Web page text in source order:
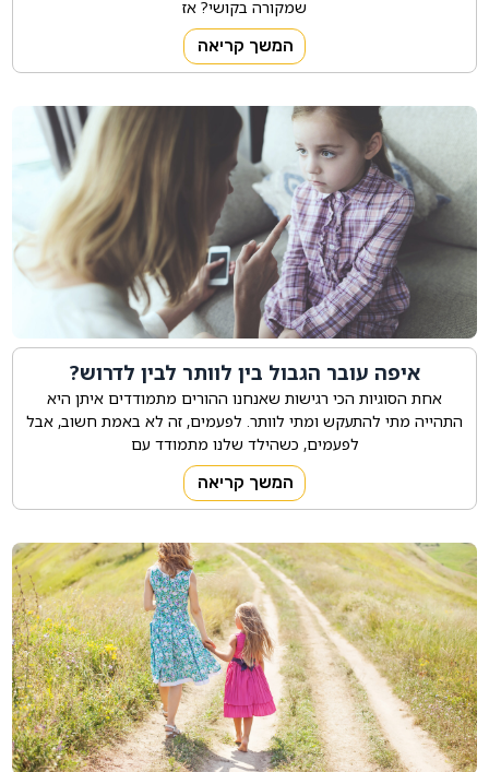
שמקורה בקושי? אז
המשך קריאה
איפה עובר הגבול בין לוותר לבין לדרוש?
אחת הסוגיות הכי רגישות שאנחנו ההורים מתמודדים איתן היא
התהייה מתי להתעקש ומתי לוותר. לפעמים, זה לא באמת חשוב, אבל
לפעמים, כשהילד שלנו מתמודד עם
המשך קריאה